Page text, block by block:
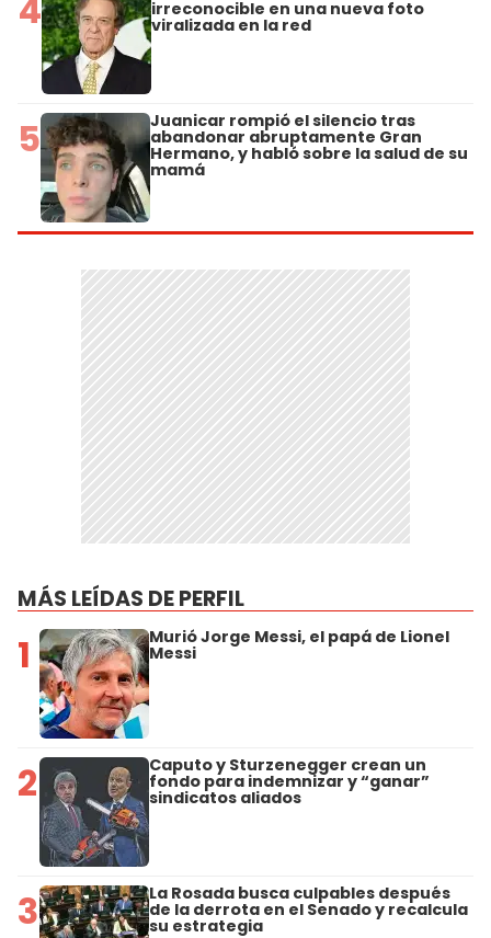
4 irreconocible en una nueva foto
viralizada en la red
5 Juanicar rompió el silencio tras
abandonar abruptamente Gran
Hermano, y habló sobre la salud de su
mamá
MÁS LEÍDAS DE PERFIL
1 Murió Jorge Messi, el papá de Lionel
Messi
2 Caputo y Sturzenegger crean un
fondo para indemnizar y “ganar”
sindicatos aliados
3 La Rosada busca culpables después
de la derrota en el Senado y recalcula
su estrategia